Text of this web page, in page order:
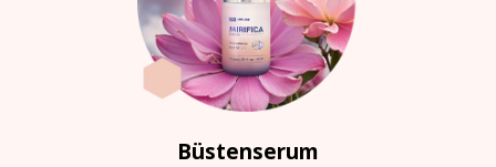
Büstenserum